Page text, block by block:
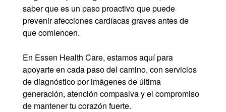
saber que es un paso proactivo que puede
prevenir afecciones cardíacas graves antes de
que comiencen.
En Essen Health Care, estamos aquí para
apoyarte en cada paso del camino, con servicios
de diagnóstico por imágenes de última
generación, atención compasiva y el compromiso
de mantener tu corazón fuerte.